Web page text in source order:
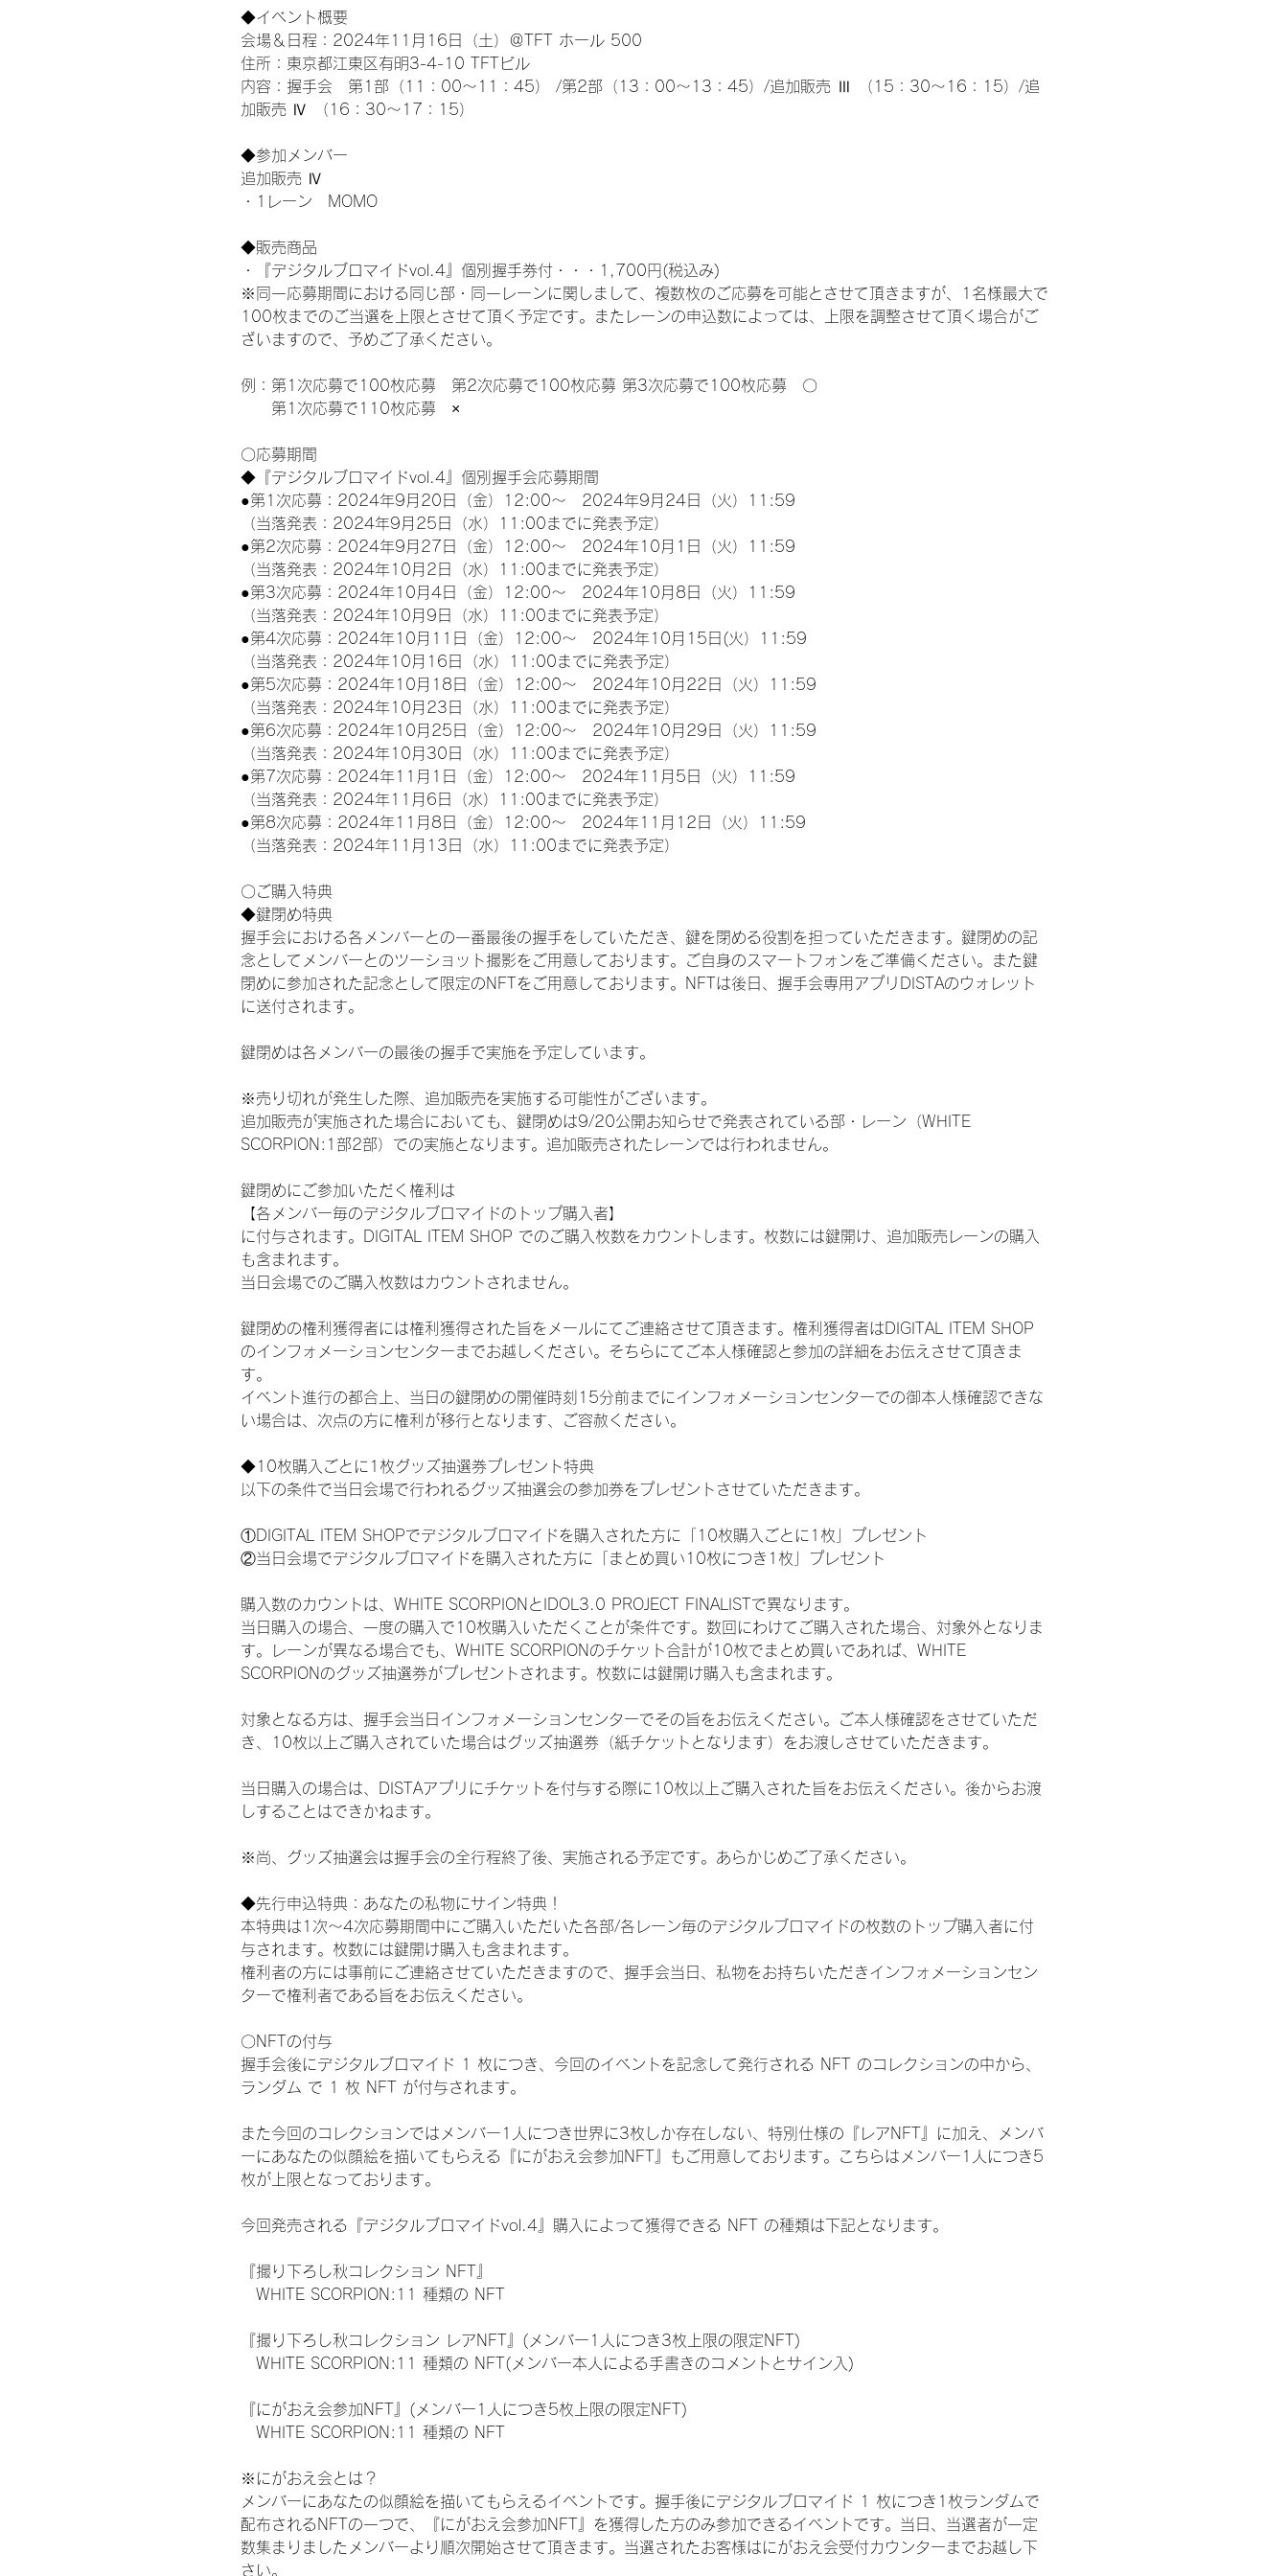
◆イベント概要
会場＆日程：2024年11月16日（土）＠TFT ホール 500
住所：東京都江東区有明3-4-10 TFTビル
内容：握手会　第1部（11：00～11：45） /第2部（13：00～13：45）/追加販売 Ⅲ （15：30～16：15）/追
加販売 Ⅳ （16：30～17：15）
◆参加メンバー
追加販売 Ⅳ
・1レーン　MOMO
◆販売商品
・『デジタルブロマイドvol.4』個別握手券付・・・1,700円(税込み)
※同一応募期間における同じ部・同一レーンに関しまして、複数枚のご応募を可能とさせて頂きますが、1名様最大で
100枚までのご当選を上限とさせて頂く予定です。またレーンの申込数によっては、上限を調整させて頂く場合がご
ざいますので、予めご了承ください。
例：第1次応募で100枚応募　第2次応募で100枚応募 第3次応募で100枚応募　〇
第1次応募で110枚応募　×
〇応募期間
◆『デジタルブロマイドvol.4』個別握手会応募期間
●第1次応募：2024年9月20日（金）12:00～　2024年9月24日（火）11:59
（当落発表：2024年9月25日（水）11:00までに発表予定）
●第2次応募：2024年9月27日（金）12:00～　2024年10月1日（火）11:59
（当落発表：2024年10月2日（水）11:00までに発表予定）
●第3次応募：2024年10月4日（金）12:00～　2024年10月8日（火）11:59
（当落発表：2024年10月9日（水）11:00までに発表予定）
●第4次応募：2024年10月11日（金）12:00～　2024年10月15日(火）11:59
（当落発表：2024年10月16日（水）11:00までに発表予定）
●第5次応募：2024年10月18日（金）12:00～　2024年10月22日（火）11:59
（当落発表：2024年10月23日（水）11:00までに発表予定）
●第6次応募：2024年10月25日（金）12:00～　2024年10月29日（火）11:59
（当落発表：2024年10月30日（水）11:00までに発表予定）
●第7次応募：2024年11月1日（金）12:00～　2024年11月5日（火）11:59
（当落発表：2024年11月6日（水）11:00までに発表予定）
●第8次応募：2024年11月8日（金）12:00～　2024年11月12日（火）11:59
（当落発表：2024年11月13日（水）11:00までに発表予定）
〇ご購入特典
◆鍵閉め特典
握手会における各メンバーとの一番最後の握手をしていただき、鍵を閉める役割を担っていただきます。鍵閉めの記
念としてメンバーとのツーショット撮影をご用意しております。ご自身のスマートフォンをご準備ください。また鍵
閉めに参加された記念として限定のNFTをご用意しております。NFTは後日、握手会専用アプリDISTAのウォレット
に送付されます。
鍵閉めは各メンバーの最後の握手で実施を予定しています。
※売り切れが発生した際、追加販売を実施する可能性がございます。
追加販売が実施された場合においても、鍵閉めは9/20公開お知らせで発表されている部・レーン（WHITE
SCORPION:1部2部）での実施となります。追加販売されたレーンでは行われません。
鍵閉めにご参加いただく権利は
【各メンバー毎のデジタルブロマイドのトップ購入者】
に付与されます。DIGITAL ITEM SHOP でのご購入枚数をカウントします。枚数には鍵開け、追加販売レーンの購入
も含まれます。
当日会場でのご購入枚数はカウントされません。
鍵閉めの権利獲得者には権利獲得された旨をメールにてご連絡させて頂きます。権利獲得者はDIGITAL ITEM SHOP
のインフォメーションセンターまでお越しください。そちらにてご本人様確認と参加の詳細をお伝えさせて頂きま
す。
イベント進行の都合上、当日の鍵閉めの開催時刻15分前までにインフォメーションセンターでの御本人様確認できな
い場合は、次点の方に権利が移行となります、ご容赦ください。
◆10枚購入ごとに1枚グッズ抽選券プレゼント特典
以下の条件で当日会場で行われるグッズ抽選会の参加券をプレゼントさせていただきます。
①DIGITAL ITEM SHOPでデジタルブロマイドを購入された方に「10枚購入ごとに1枚」プレゼント
②当日会場でデジタルブロマイドを購入された方に「まとめ買い10枚につき1枚」プレゼント
購入数のカウントは、WHITE SCORPIONとIDOL3.0 PROJECT FINALISTで異なります。
当日購入の場合、一度の購入で10枚購入いただくことが条件です。数回にわけてご購入された場合、対象外となりま
す。レーンが異なる場合でも、WHITE SCORPIONのチケット合計が10枚でまとめ買いであれば、WHITE
SCORPIONのグッズ抽選券がプレゼントされます。枚数には鍵開け購入も含まれます。
対象となる方は、握手会当日インフォメーションセンターでその旨をお伝えください。ご本人様確認をさせていただ
き、10枚以上ご購入されていた場合はグッズ抽選券（紙チケットとなります）をお渡しさせていただきます。
当日購入の場合は、DISTAアプリにチケットを付与する際に10枚以上ご購入された旨をお伝えください。後からお渡
しすることはできかねます。
※尚、グッズ抽選会は握手会の全行程終了後、実施される予定です。あらかじめご了承ください。
◆先行申込特典：あなたの私物にサイン特典！
本特典は1次〜4次応募期間中にご購入いただいた各部/各レーン毎のデジタルブロマイドの枚数のトップ購入者に付
与されます。枚数には鍵開け購入も含まれます。
権利者の方には事前にご連絡させていただきますので、握手会当日、私物をお持ちいただきインフォメーションセン
ターで権利者である旨をお伝えください。
〇NFTの付与
握手会後にデジタルブロマイド 1 枚につき、今回のイベントを記念して発行される NFT のコレクションの中から、
ランダム で 1 枚 NFT が付与されます。
また今回のコレクションではメンバー1人につき世界に3枚しか存在しない、特別仕様の『レアNFT』に加え、メンバ
ーにあなたの似顔絵を描いてもらえる『にがおえ会参加NFT』もご用意しております。こちらはメンバー1人につき5
枚が上限となっております。
今回発売される『デジタルブロマイドvol.4』購入によって獲得できる NFT の種類は下記となります。
『撮り下ろし秋コレクション NFT』
WHITE SCORPION:11 種類の NFT
『撮り下ろし秋コレクション レアNFT』(メンバー1人につき3枚上限の限定NFT)
WHITE SCORPION:11 種類の NFT(メンバー本人による手書きのコメントとサイン入)
『にがおえ会参加NFT』(メンバー1人につき5枚上限の限定NFT)
WHITE SCORPION:11 種類の NFT
※にがおえ会とは？
メンバーにあなたの似顔絵を描いてもらえるイベントです。握手後にデジタルブロマイド 1 枚につき1枚ランダムで
配布されるNFTの一つで、『にがおえ会参加NFT』を獲得した方のみ参加できるイベントです。当日、当選者が一定
数集まりましたメンバーより順次開始させて頂きます。当選されたお客様はにがおえ会受付カウンターまでお越し下
さい。